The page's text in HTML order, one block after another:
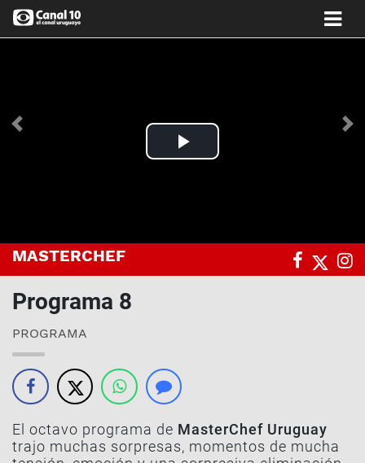
Play
Anterior
MASTERCHEF
Programa 8
PROGRAMA
El octavo programa de MasterChef Uruguay
trajo muchas sorpresas, momentos de mucha